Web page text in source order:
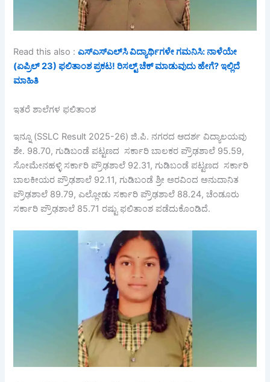
Read this also :ಎಸ್‌ಎಸ್‌ಎಲ್‌ಸಿ ವಿದ್ಯಾರ್ಥಿಗಳೇ ಗಮನಿಸಿ: ನಾಳೆಯೇ
(ಏಪ್ರಿಲ್ 23) ಫಲಿತಾಂಶ ಪ್ರಕಟ! ರಿಸಲ್ಟ್ ಚೆಕ್ ಮಾಡುವುದು ಹೇಗೆ? ಇಲ್ಲಿದೆ
ಮಾಹಿತಿ
ಇತರೆ ಶಾಲೆಗಳ ಫಲಿತಾಂಶ
ಇನ್ನೂ (SSLC Result 2025-26) ಜಿ.ಪಿ. ನಗರದ ಆದರ್ಶ ವಿದ್ಯಾಲಯವು
ಶೇ. 98.70, ಗುಡಿಬಂಡೆ ಪಟ್ಟಣದ ಸರ್ಕಾರಿ ಬಾಲಕರ ಪ್ರೌಢಶಾಲೆ 95.59,
ಸೋಮೇನಹಳ್ಳಿ ಸರ್ಕಾರಿ ಪ್ರೌಢಶಾಲೆ 92.31, ಗುಡಿಬಂಡೆ ಪಟ್ಟಣದ ಸರ್ಕಾರಿ
ಬಾಲಕೀಯರ ಪ್ರೌಢಶಾಲೆ 92.11, ಗುಡಿಬಂಡೆ ಶ್ರೀ ಅರವಿಂದ ಅನುದಾನಿತ
ಪ್ರೌಢಶಾಲೆ 89.79, ಎಲ್ಲೋಡು ಸರ್ಕಾರಿ ಪ್ರೌಢಶಾಲೆ 88.24, ಚೆಂಡೂರು
ಸರ್ಕಾರಿ ಪ್ರೌಢಶಾಲೆ 85.71 ರಷ್ಟು ಫಲಿತಾಂಶ ಪಡೆದುಕೊಂಡಿದೆ.